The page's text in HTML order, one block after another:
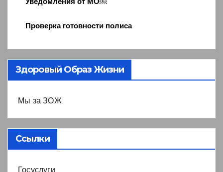
Проверка готовности полиса
Здоровый Образ Жизни
Мы за ЗОЖ
Ссылки
Госуслуги